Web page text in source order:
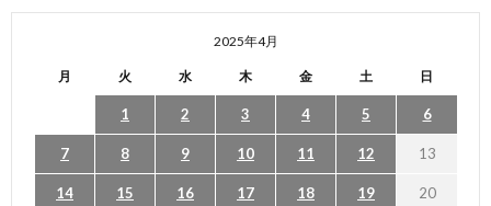
2025年4月
月 火 水 木 金 土 日
1 2 3 4 5 6
7 8 9 10 11 12 13
14 15 16 17 18 19 20